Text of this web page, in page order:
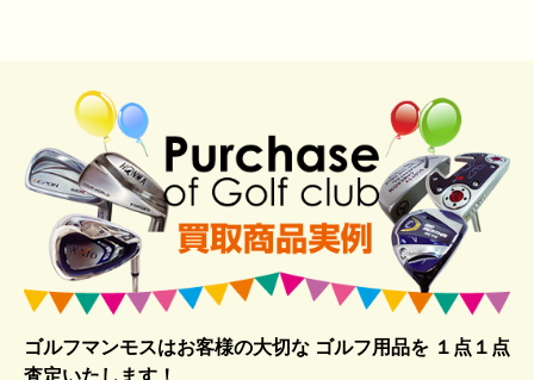
ゴルフマンモスはお客様の大切な ゴルフ用品を１点１点
査定いたします！